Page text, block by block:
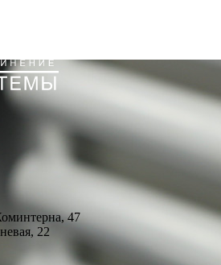
47
22